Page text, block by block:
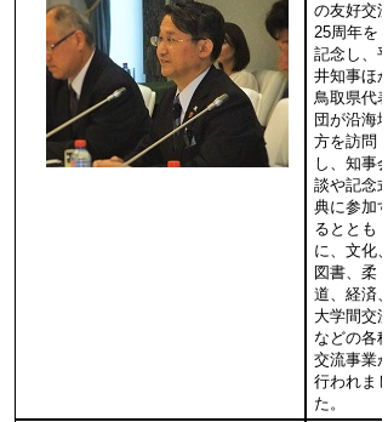
の友好交流
25周年を
記念し、平
井知事ほか
鳥取県代表
団が沿海地
方を訪問
し、知事会
談や記念式
典に参加す
るととも
に、文化、
図書、柔
道、経済、
大学間交流
などの各種
交流事業が
行われまし
た。